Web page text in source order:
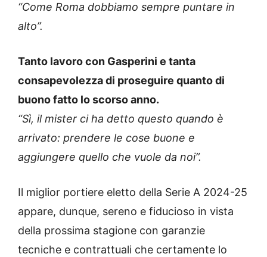
“Come Roma dobbiamo sempre puntare in
alto”.
Tanto lavoro con Gasperini e tanta
consapevolezza di proseguire quanto di
buono fatto lo scorso anno.
“Sì, il mister ci ha detto questo quando è
arrivato: prendere le cose buone e
aggiungere quello che vuole da noi”.
Il miglior portiere eletto della Serie A 2024-25
appare, dunque, sereno e fiducioso in vista
della prossima stagione con garanzie
tecniche e contrattuali che certamente lo